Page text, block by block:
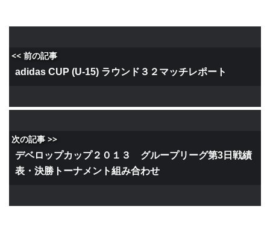
<< 前の記事
adidas CUP (U-15) ラウンド３２マッチレポート
次の記事 >>
デベロップカップ２０１３ グループリーグ第3日戦績
表・決勝トーナメント組み合わせ